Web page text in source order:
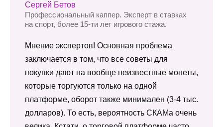
Сергей Бетов
Профессиональный каппер. Эксперт в ставках
на спорт, более 15-ти лет игрового стажа.
Мнение экспертов! Основная проблема
заключается в том, что все советы для
покупки дают на вообще неизвестные монеты,
которые торгуются только на одной
платформе, оборот также минимален (3-4 тыс.
долларов). То есть, вероятность СКАМа очень